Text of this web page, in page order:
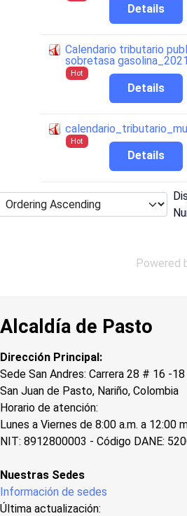
Details
Calendario tributario
sobretasa gasolina_2021
Hot
Details
Hot
Details
Powered
Alcaldía de Pasto
Dirección Principal:
Sede San Andres: Carrera 28 # 16 -18
San Juan de Pasto, Nariño, Colombia
Horario de atención:
Lunes a Viernes de 8:00 a.m. a 12:00
NIT: 8912800003 - Código DANE:
Nuestras Sedes
Información de sedes
Última actualización: